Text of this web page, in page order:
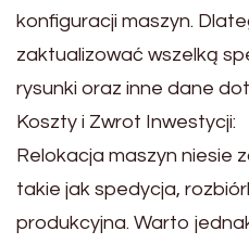
konfiguracji maszyn.
zaktualizować wszelką
rysunki oraz inne dane
Koszty i Zwrot Inwestycji:
Relokacja maszyn niesie
takie jak spedycja,
produkcyjna. Warto